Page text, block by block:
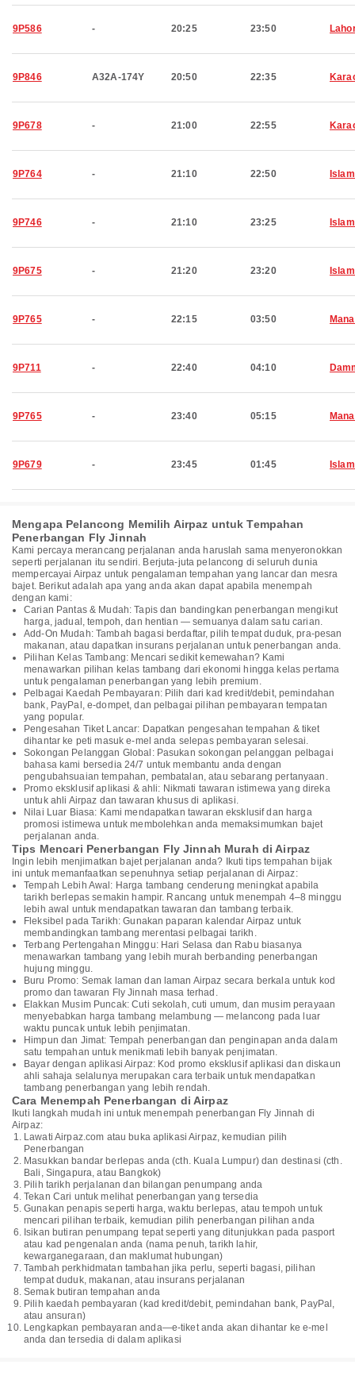
9P586 - 20:25 23:50
9P846 A32A-174Y 20:50 22:35
9P678 - 21:00 22:55
9P764 - 21:10 22:50
9P746 - 21:10 23:25
9P675 - 21:20 23:20
9P765 - 22:15 03:50
9P711 - 22:40 04:10
9P765 - 23:40 05:15
9P679 - 23:45 01:45
Mengapa Pelancong Memilih Airpaz untuk Tempahan
Penerbangan Fly Jinnah
Kami percaya merancang perjalanan anda haruslah sama menyeronokkan
seperti perjalanan itu sendiri. Berjuta-juta pelancong di seluruh dunia
mempercayai Airpaz untuk pengalaman tempahan yang lancar dan mesra
bajet. Berikut adalah apa yang anda akan dapat apabila menempah
dengan kami:
Carian Pantas & Mudah: Tapis dan bandingkan penerbangan mengikut
harga, jadual, tempoh, dan hentian — semuanya dalam satu carian.
Add-On Mudah: Tambah bagasi berdaftar, pilih tempat duduk, pra-pesan
makanan, atau dapatkan insurans perjalanan untuk penerbangan anda.
Pilihan Kelas Tambang: Mencari sedikit kemewahan? Kami
menawarkan pilihan kelas tambang dari ekonomi hingga kelas pertama
untuk pengalaman penerbangan yang lebih premium.
Pelbagai Kaedah Pembayaran: Pilih dari kad kredit/debit, pemindahan
bank, PayPal, e-dompet, dan pelbagai pilihan pembayaran tempatan
yang popular.
Pengesahan Tiket Lancar: Dapatkan pengesahan tempahan & tiket
dihantar ke peti masuk e-mel anda selepas pembayaran selesai.
Sokongan Pelanggan Global: Pasukan sokongan pelanggan pelbagai
bahasa kami bersedia 24/7 untuk membantu anda dengan
pengubahsuaian tempahan, pembatalan, atau sebarang pertanyaan.
Promo eksklusif aplikasi & ahli: Nikmati tawaran istimewa yang direka
untuk ahli Airpaz dan tawaran khusus di aplikasi.
Nilai Luar Biasa: Kami mendapatkan tawaran eksklusif dan harga
promosi istimewa untuk membolehkan anda memaksimumkan bajet
perjalanan anda.
Tips Mencari Penerbangan Fly Jinnah Murah di Airpaz
Ingin lebih menjimatkan bajet perjalanan anda? Ikuti tips tempahan bijak
ini untuk memanfaatkan sepenuhnya setiap perjalanan di Airpaz:
Tempah Lebih Awal: Harga tambang cenderung meningkat apabila
tarikh berlepas semakin hampir. Rancang untuk menempah 4–8 minggu
lebih awal untuk mendapatkan tawaran dan tambang terbaik.
Fleksibel pada Tarikh: Gunakan paparan kalendar Airpaz untuk
membandingkan tambang merentasi pelbagai tarikh.
Terbang Pertengahan Minggu: Hari Selasa dan Rabu biasanya
menawarkan tambang yang lebih murah berbanding penerbangan
hujung minggu.
Buru Promo: Semak laman dan laman Airpaz secara berkala untuk kod
promo dan tawaran Fly Jinnah masa terhad.
Elakkan Musim Puncak: Cuti sekolah, cuti umum, dan musim perayaan
menyebabkan harga tambang melambung — melancong pada luar
waktu puncak untuk lebih penjimatan.
Himpun dan Jimat: Tempah penerbangan dan penginapan anda dalam
satu tempahan untuk menikmati lebih banyak penjimatan.
Bayar dengan aplikasi Airpaz: Kod promo eksklusif aplikasi dan diskaun
ahli sahaja selalunya merupakan cara terbaik untuk mendapatkan
tambang penerbangan yang lebih rendah.
Cara Menempah Penerbangan di Airpaz
Ikuti langkah mudah ini untuk menempah penerbangan Fly Jinnah di
Airpaz:
Lawati Airpaz.com atau buka aplikasi Airpaz, kemudian pilih
Penerbangan
Masukkan bandar berlepas anda (cth. Kuala Lumpur) dan destinasi (cth.
Bali, Singapura, atau Bangkok)
Pilih tarikh perjalanan dan bilangan penumpang anda
Tekan Cari untuk melihat penerbangan yang tersedia
Gunakan penapis seperti harga, waktu berlepas, atau tempoh untuk
mencari pilihan terbaik, kemudian pilih penerbangan pilihan anda
Isikan butiran penumpang tepat seperti yang ditunjukkan pada pasport
atau kad pengenalan anda (nama penuh, tarikh lahir,
kewarganegaraan, dan maklumat hubungan)
Tambah perkhidmatan tambahan jika perlu, seperti bagasi, pilihan
tempat duduk, makanan, atau insurans perjalanan
Semak butiran tempahan anda
Pilih kaedah pembayaran (kad kredit/debit, pemindahan bank, PayPal,
atau ansuran)
Lengkapkan pembayaran anda—e-tiket anda akan dihantar ke e-mel
anda dan tersedia di dalam aplikasi